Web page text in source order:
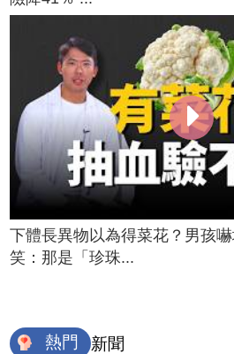
下體長異物以為得菜花？男孩
笑：那是「珍珠...
熱門 新聞